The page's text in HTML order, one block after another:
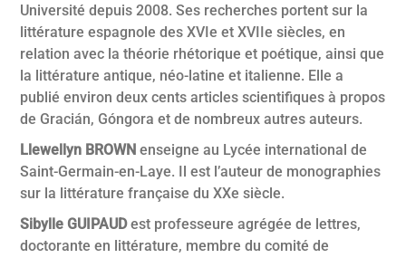
Université depuis 2008. Ses recherches portent sur la
littérature espagnole des XVIe et XVIIe siècles, en
relation avec la théorie rhétorique et poétique, ainsi que
la littérature antique, néo-latine et italienne. Elle a
publié environ deux cents articles scientifiques à propos
de Gracián, Góngora et de nombreux autres auteurs.
Llewellyn BROWN enseigne au Lycée international de
Saint-Germain-en-Laye. Il est l’auteur de monographies
sur la littérature française du XXe siècle.
Sibylle GUIPAUDest professeure agrégée de lettres,
doctorante en littérature, membre du comité de